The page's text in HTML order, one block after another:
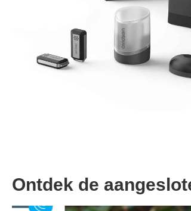
Ontdek de